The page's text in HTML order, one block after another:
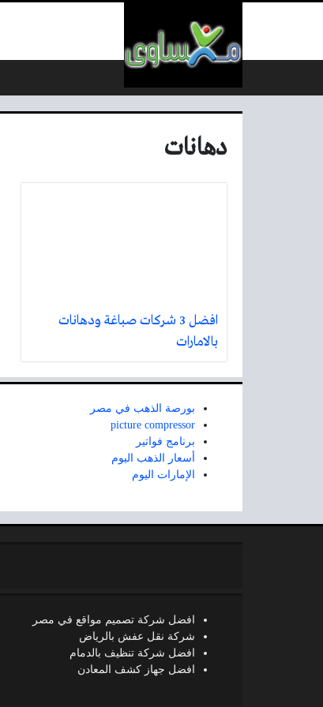
دهانات
افضل 3 شركات صباغة ودهانات
بالامارات
بورصة الذهب في مصر
picture compressor
برنامج فواتير
أسعار الذهب اليوم
الإمارات اليوم
افضل شركة تصميم مواقع في مصر
شركة نقل عفش بالرياض
افضل شركة تنظيف بالدمام
افضل جهاز كشف المعادن